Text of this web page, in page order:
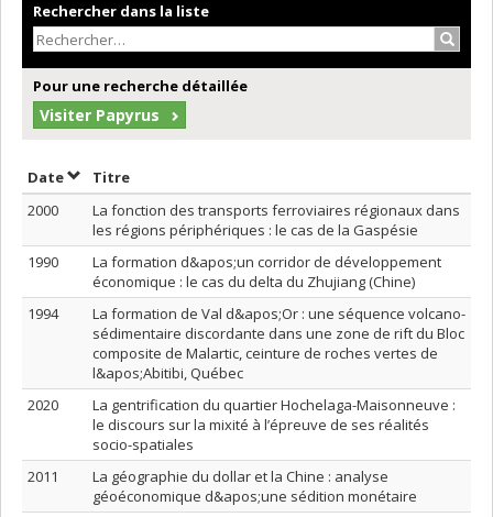
Rechercher dans la liste
Pour une recherche détaillée
Visiter Papyrus
DateTrier par date en ordre croissant
Titre
2000
La fonction des transports ferroviaires régionaux dans
les régions périphériques : le cas de la Gaspésie
1990
La formation d&apos;un corridor de développement
économique : le cas du delta du Zhujiang (Chine)
1994
La formation de Val d&apos;Or : une séquence volcano-
sédimentaire discordante dans une zone de rift du Bloc
composite de Malartic, ceinture de roches vertes de
l&apos;Abitibi, Québec
2020
La gentrification du quartier Hochelaga-Maisonneuve :
le discours sur la mixité à l’épreuve de ses réalités
socio-spatiales
2011
La géographie du dollar et la Chine : analyse
géoéconomique d&apos;une sédition monétaire